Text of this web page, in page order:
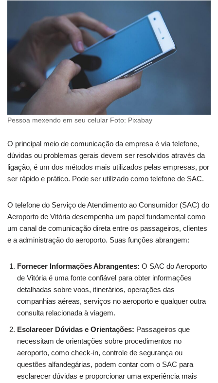
Pessoa mexendo em seu celular Foto: Pixabay
O principal meio de comunicação da empresa é via telefone,
dúvidas ou problemas gerais devem ser resolvidos através da
ligação, é um dos métodos mais utilizados pelas empresas, por
ser rápido e prático. Pode ser utilizado como telefone de SAC.
O telefone do Serviço de Atendimento ao Consumidor (SAC) do
Aeroporto de Vitória desempenha um papel fundamental como
um canal de comunicação direta entre os passageiros, clientes
e a administração do aeroporto. Suas funções abrangem:
Fornecer Informações Abrangentes: O SAC do Aeroporto
de Vitória é uma fonte confiável para obter informações
detalhadas sobre voos, itinerários, operações das
companhias aéreas, serviços no aeroporto e qualquer outra
consulta relacionada à viagem.
Esclarecer Dúvidas e Orientações: Passageiros que
necessitam de orientações sobre procedimentos no
aeroporto, como check-in, controle de segurança ou
questões alfandegárias, podem contar com o SAC para
esclarecer dúvidas e proporcionar uma experiência mais